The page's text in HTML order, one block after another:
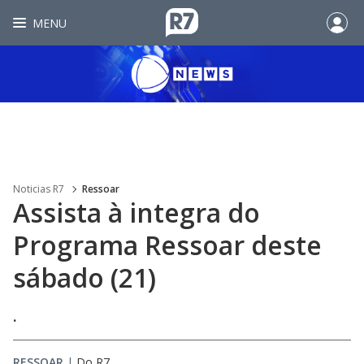
MENU
Noticias R7 Ressoar
Assista à integra do
Programa Ressoar deste
sábado (21)
.